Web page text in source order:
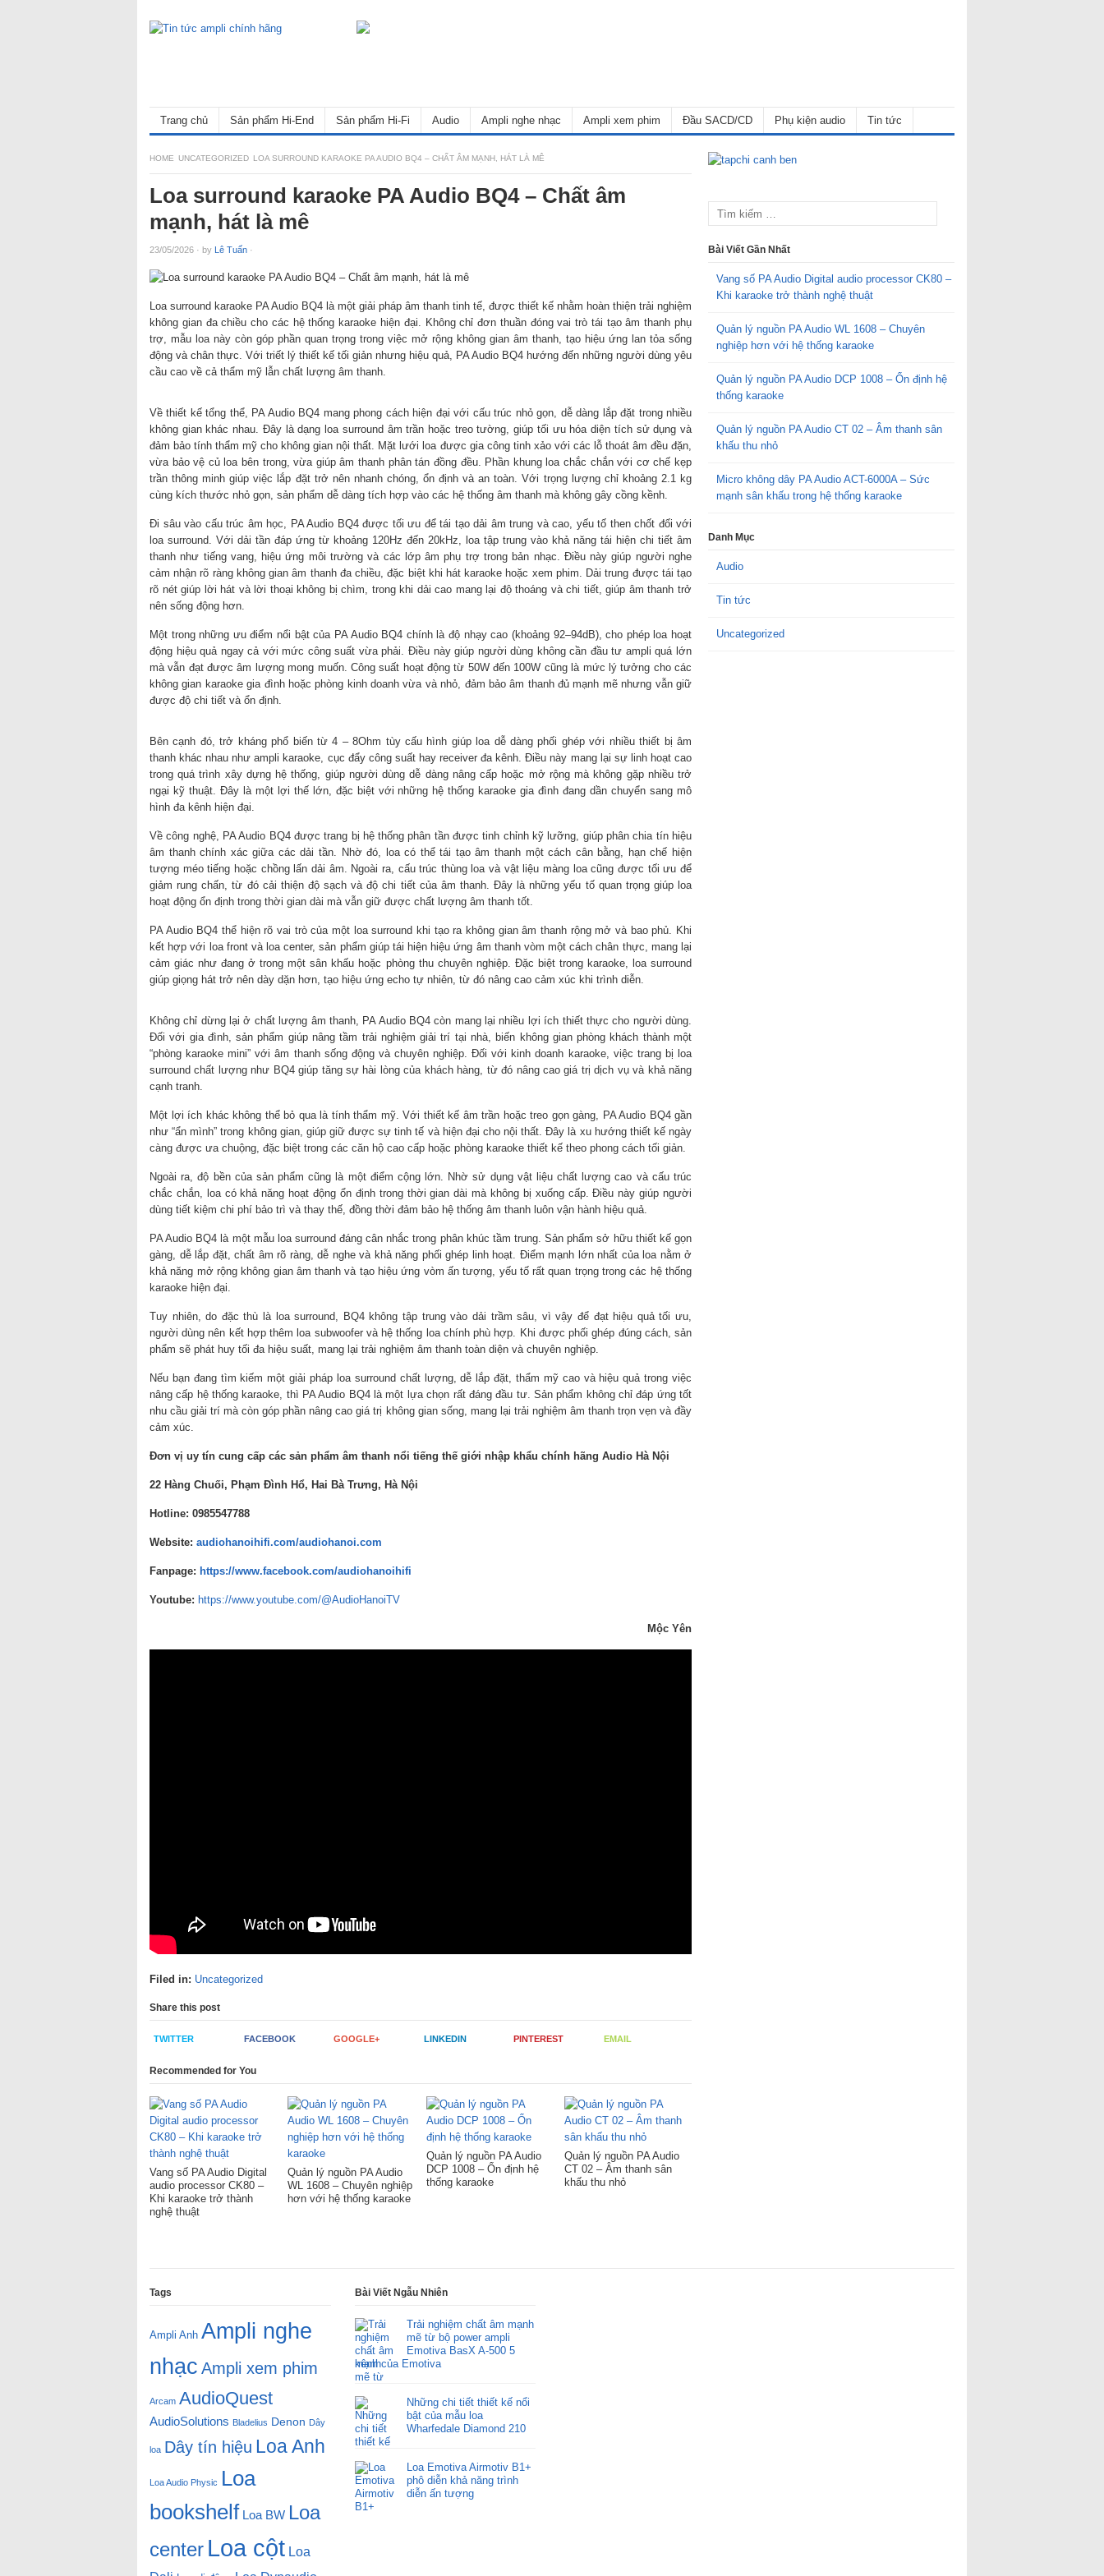
Trang chủ Sản phẩm Hi-End Sản phẩm Hi-Fi Audio Ampli nghe nhạc Ampli xem phim Đầu SACD/CD Phụ kiện audio Tin tức
HOME UNCATEGORIZED LOA SURROUND KARAOKE PA AUDIO BQ4 – CHẤT ÂM MẠNH, HÁT LÀ MÊ
Loa surround karaoke PA Audio BQ4 – Chất âm
mạnh, hát là mê
23/05/2026 · by Lê Tuấn ·
Loa surround karaoke PA Audio BQ4 là một giải pháp âm thanh tinh tế, được thiết kế nhằm hoàn thiện trải nghiệm
không gian đa chiều cho các hệ thống karaoke hiện đại. Không chỉ đơn thuần đóng vai trò tái tạo âm thanh phụ
trợ, mẫu loa này còn góp phần quan trọng trong việc mở rộng không gian âm thanh, tạo hiệu ứng lan tỏa sống
động và chân thực. Với triết lý thiết kế tối giản nhưng hiệu quả, PA Audio BQ4 hướng đến những người dùng yêu
cầu cao về cả thẩm mỹ lẫn chất lượng âm thanh.
Về thiết kế tổng thể, PA Audio BQ4 mang phong cách hiện đại với cấu trúc nhỏ gọn, dễ dàng lắp đặt trong nhiều
không gian khác nhau. Đây là dạng loa surround âm trần hoặc treo tường, giúp tối ưu hóa diện tích sử dụng và
đảm bảo tính thẩm mỹ cho không gian nội thất. Mặt lưới loa được gia công tinh xảo với các lỗ thoát âm đều đặn,
vừa bảo vệ củ loa bên trong, vừa giúp âm thanh phân tán đồng đều. Phần khung loa chắc chắn với cơ chế kẹp
trần thông minh giúp việc lắp đặt trở nên nhanh chóng, ổn định và an toàn. Với trọng lượng chỉ khoảng 2.1 kg
cùng kích thước nhỏ gọn, sản phẩm dễ dàng tích hợp vào các hệ thống âm thanh mà không gây cồng kềnh.
Đi sâu vào cấu trúc âm học, PA Audio BQ4 được tối ưu để tái tạo dải âm trung và cao, yếu tố then chốt đối với
loa surround. Với dải tần đáp ứng từ khoảng 120Hz đến 20kHz, loa tập trung vào khả năng tái hiện chi tiết âm
thanh như tiếng vang, hiệu ứng môi trường và các lớp âm phụ trợ trong bản nhạc. Điều này giúp người nghe
cảm nhận rõ ràng không gian âm thanh đa chiều, đặc biệt khi hát karaoke hoặc xem phim. Dải trung được tái tạo
rõ nét giúp lời hát và lời thoại không bị chìm, trong khi dải cao mang lại độ thoáng và chi tiết, giúp âm thanh trở
nên sống động hơn.
Một trong những ưu điểm nổi bật của PA Audio BQ4 chính là độ nhạy cao (khoảng 92–94dB), cho phép loa hoạt
động hiệu quả ngay cả với mức công suất vừa phải. Điều này giúp người dùng không cần đầu tư ampli quá lớn
mà vẫn đạt được âm lượng mong muốn. Công suất hoạt động từ 50W đến 100W cũng là mức lý tưởng cho các
không gian karaoke gia đình hoặc phòng kinh doanh vừa và nhỏ, đảm bảo âm thanh đủ mạnh mẽ nhưng vẫn giữ
được độ chi tiết và ổn định.
Bên cạnh đó, trở kháng phổ biến từ 4 – 8Ohm tùy cấu hình giúp loa dễ dàng phối ghép với nhiều thiết bị âm
thanh khác nhau như ampli karaoke, cục đẩy công suất hay receiver đa kênh. Điều này mang lại sự linh hoạt cao
trong quá trình xây dựng hệ thống, giúp người dùng dễ dàng nâng cấp hoặc mở rộng mà không gặp nhiều trở
ngại kỹ thuật. Đây là một lợi thế lớn, đặc biệt với những hệ thống karaoke gia đình đang dần chuyển sang mô
hình đa kênh hiện đại.
Về công nghệ, PA Audio BQ4 được trang bị hệ thống phân tần được tinh chỉnh kỹ lưỡng, giúp phân chia tín hiệu
âm thanh chính xác giữa các dải tần. Nhờ đó, loa có thể tái tạo âm thanh một cách cân bằng, hạn chế hiện
tượng méo tiếng hoặc chồng lấn dải âm. Ngoài ra, cấu trúc thùng loa và vật liệu màng loa cũng được tối ưu để
giảm rung chấn, từ đó cải thiện độ sạch và độ chi tiết của âm thanh. Đây là những yếu tố quan trọng giúp loa
hoạt động ổn định trong thời gian dài mà vẫn giữ được chất lượng âm thanh tốt.
PA Audio BQ4 thể hiện rõ vai trò của một loa surround khi tạo ra không gian âm thanh rộng mở và bao phủ. Khi
kết hợp với loa front và loa center, sản phẩm giúp tái hiện hiệu ứng âm thanh vòm một cách chân thực, mang lại
cảm giác như đang ở trong một sân khấu hoặc phòng thu chuyên nghiệp. Đặc biệt trong karaoke, loa surround
giúp giọng hát trở nên dày dặn hơn, tạo hiệu ứng echo tự nhiên, từ đó nâng cao cảm xúc khi trình diễn.
Không chỉ dừng lại ở chất lượng âm thanh, PA Audio BQ4 còn mang lại nhiều lợi ích thiết thực cho người dùng.
Đối với gia đình, sản phẩm giúp nâng tầm trải nghiệm giải trí tại nhà, biến không gian phòng khách thành một
“phòng karaoke mini” với âm thanh sống động và chuyên nghiệp. Đối với kinh doanh karaoke, việc trang bị loa
surround chất lượng như BQ4 giúp tăng sự hài lòng của khách hàng, từ đó nâng cao giá trị dịch vụ và khả năng
cạnh tranh.
Một lợi ích khác không thể bỏ qua là tính thẩm mỹ. Với thiết kế âm trần hoặc treo gọn gàng, PA Audio BQ4 gần
như “ẩn mình” trong không gian, giúp giữ được sự tinh tế và hiện đại cho nội thất. Đây là xu hướng thiết kế ngày
càng được ưa chuộng, đặc biệt trong các căn hộ cao cấp hoặc phòng karaoke thiết kế theo phong cách tối giản.
Ngoài ra, độ bền của sản phẩm cũng là một điểm cộng lớn. Nhờ sử dụng vật liệu chất lượng cao và cấu trúc
chắc chắn, loa có khả năng hoạt động ổn định trong thời gian dài mà không bị xuống cấp. Điều này giúp người
dùng tiết kiệm chi phí bảo trì và thay thế, đồng thời đảm bảo hệ thống âm thanh luôn vận hành hiệu quả.
PA Audio BQ4 là một mẫu loa surround đáng cân nhắc trong phân khúc tầm trung. Sản phẩm sở hữu thiết kế gọn
gàng, dễ lắp đặt, chất âm rõ ràng, dễ nghe và khả năng phối ghép linh hoạt. Điểm mạnh lớn nhất của loa nằm ở
khả năng mở rộng không gian âm thanh và tạo hiệu ứng vòm ấn tượng, yếu tố rất quan trọng trong các hệ thống
karaoke hiện đại.
Tuy nhiên, do đặc thù là loa surround, BQ4 không tập trung vào dải trầm sâu, vì vậy để đạt hiệu quả tối ưu,
người dùng nên kết hợp thêm loa subwoofer và hệ thống loa chính phù hợp. Khi được phối ghép đúng cách, sản
phẩm sẽ phát huy tối đa hiệu suất, mang lại trải nghiệm âm thanh toàn diện và chuyên nghiệp.
Nếu bạn đang tìm kiếm một giải pháp loa surround chất lượng, dễ lắp đặt, thẩm mỹ cao và hiệu quả trong việc
nâng cấp hệ thống karaoke, thì PA Audio BQ4 là một lựa chọn rất đáng đầu tư. Sản phẩm không chỉ đáp ứng tốt
nhu cầu giải trí mà còn góp phần nâng cao giá trị không gian sống, mang lại trải nghiệm âm thanh trọn vẹn và đầy
cảm xúc.
Đơn vị uy tín cung cấp các sản phẩm âm thanh nổi tiếng thế giới nhập khẩu chính hãng Audio Hà Nội
22 Hàng Chuối, Phạm Đình Hổ, Hai Bà Trưng, Hà Nội
Hotline: 0985547788
Website: audiohanoihifi.com/audiohanoi.com
Fanpage: https://www.facebook.com/audiohanoihifi
Youtube: https://www.youtube.com/@AudioHanoiTV
Mộc Yên
Filed in: Uncategorized
Share this post
TWITTER FACEBOOK GOOGLE+ LINKEDIN PINTEREST EMAIL
Recommended for You
Vang số PA Audio Digital
audio processor CK80 –
Khi karaoke trở thành
nghệ thuật
Quản lý nguồn PA Audio
WL 1608 – Chuyên nghiệp
hơn với hệ thống karaoke
Quản lý nguồn PA Audio
DCP 1008 – Ổn định hệ
thống karaoke
Quản lý nguồn PA Audio
CT 02 – Âm thanh sân
khấu thu nhỏ
Bài Viết Gần Nhất
Vang số PA Audio Digital audio processor CK80 –
Khi karaoke trở thành nghệ thuật
Quản lý nguồn PA Audio WL 1608 – Chuyên
nghiệp hơn với hệ thống karaoke
Quản lý nguồn PA Audio DCP 1008 – Ổn định hệ
thống karaoke
Quản lý nguồn PA Audio CT 02 – Âm thanh sân
khấu thu nhỏ
Micro không dây PA Audio ACT-6000A – Sức
mạnh sân khấu trong hệ thống karaoke
Danh Mục
Audio
Tin tức
Uncategorized
Tags
Ampli Anh Ampli nghe
nhạc Ampli xem phim
Arcam AudioQuest
AudioSolutions Bladelius Denon Dây
loa Dây tín hiệu Loa Anh
Loa Audio Physic Loa
bookshelf Loa BW Loa
center Loa cột Loa
Bài Viết Ngẫu Nhiên
Trải nghiệm chất âm mạnh
mẽ từ bộ power ampli
Emotiva BasX A-500 5
kênh của Emotiva
Những chi tiết thiết kế nổi
bật của mẫu loa
Wharfedale Diamond 210
Loa Emotiva Airmotiv B1+
phô diễn khả năng trình
diễn ấn tượng